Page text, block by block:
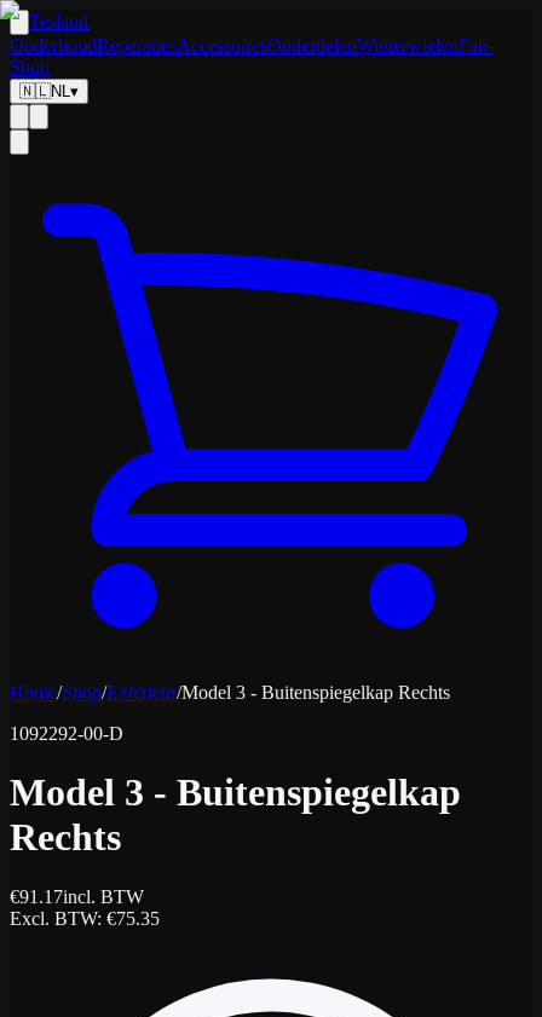
Tesland
OnderhoudReparatiesAccessoiresOnderdelenWinterwielenFan-
Shop
🇳🇱NL▾
Home/Shop/Exterieur/Model 3 - Buitenspiegelkap Rechts
1092292-00-D
Model 3 - Buitenspiegelkap
Rechts
€91.17incl. BTW
Excl. BTW: €75.35